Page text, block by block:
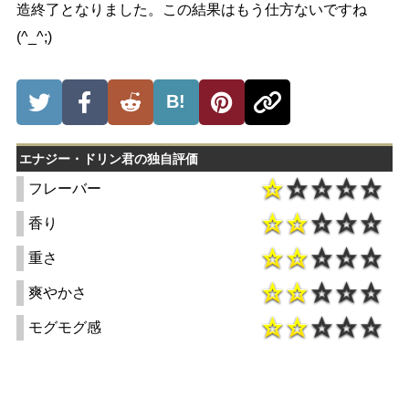
造終了となりました。この結果はもう仕方ないですね
(^_^;)
B!
エナジー・ドリン君の独自評価
フレーバー
香り
重さ
爽やかさ
モグモグ感